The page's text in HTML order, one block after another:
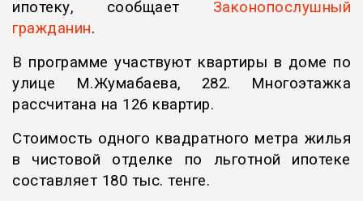
ипотеку, сообщает Законопослушный
гражданин.
В программе участвуют квартиры в доме по
улице М.Жумабаева, 282. Многоэтажка
рассчитана на 126 квартир.
Стоимость одного квадратного метра жилья
в чистовой отделке по льготной ипотеке
составляет 180 тыс. тенге.